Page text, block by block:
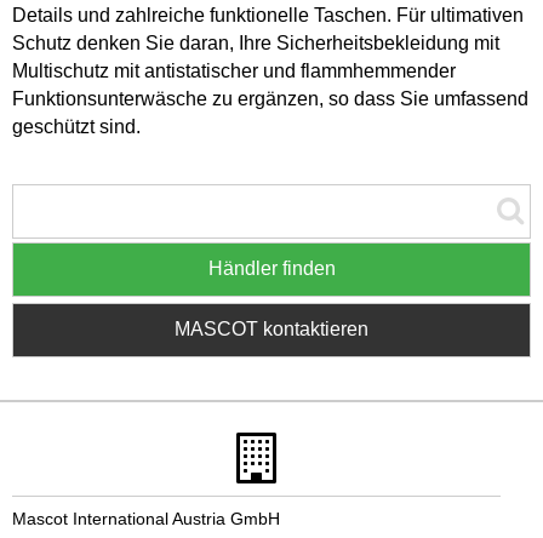
Details und zahlreiche funktionelle Taschen. Für ultimativen
Schutz denken Sie daran, Ihre Sicherheitsbekleidung mit
Multischutz mit antistatischer und flammhemmender
Funktionsunterwäsche zu ergänzen, so dass Sie umfassend
geschützt sind.
Händler finden
MASCOT kontaktieren
Mascot International Austria GmbH